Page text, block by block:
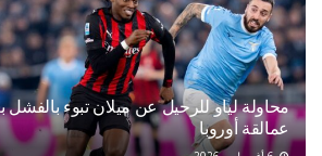
محاولة لياو للرحيل عن ميلان تبوء بالفشل
عمالقة أوروبا